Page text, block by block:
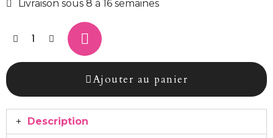
Livraison sous 8 à 16 semaines
Ajouter au panier
Description